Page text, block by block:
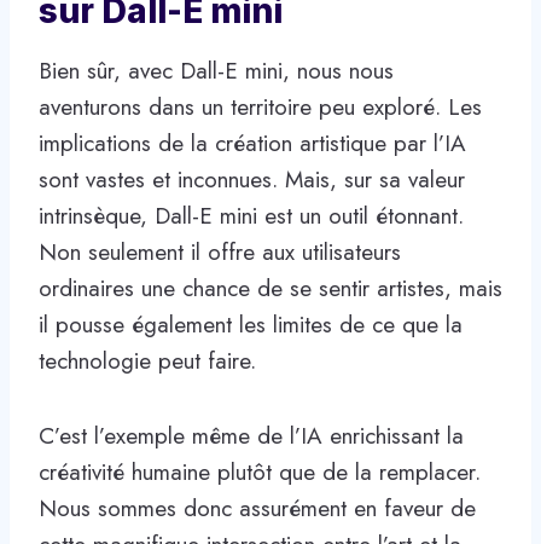
sur Dall-E mini
Bien sûr, avec Dall-E mini, nous nous
aventurons dans un territoire peu exploré. Les
implications de la création artistique par l’IA
sont vastes et inconnues. Mais, sur sa valeur
intrinsèque, Dall-E mini est un outil étonnant.
Non seulement il offre aux utilisateurs
ordinaires une chance de se sentir artistes, mais
il pousse également les limites de ce que la
technologie peut faire.
C’est l’exemple même de l’IA enrichissant la
créativité humaine plutôt que de la remplacer.
Nous sommes donc assurément en faveur de